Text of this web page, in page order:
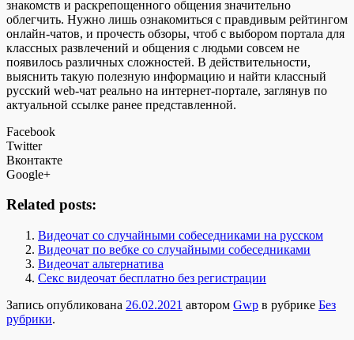
знакомств и раскрепощенного общения значительно
облегчить. Нужно лишь ознакомиться с правдивым рейтингом
онлайн-чатов, и прочесть обзоры, чтоб с выбором портала для
классных развлечений и общения с людьми совсем не
появилось различных сложностей. В действительности,
выяснить такую полезную информацию и найти классный
русский web-чат реально на интернет-портале, заглянув по
актуальной ссылке ранее представленной.
Facebook
Twitter
Вконтакте
Google+
Related posts:
Видеочат со случайными собеседниками на русском
Видеочат по вебке со случайными собеседниками
Видеочат альтернатива
Секс видеочат бесплатно без регистрации
Запись опубликована 26.02.2021 автором Gwp в рубрике Без
рубрики.